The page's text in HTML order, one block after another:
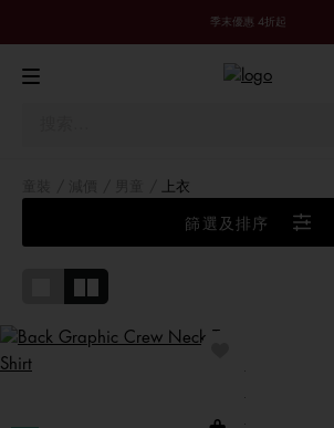
季末優惠 4折起
上衣
篩選及排序